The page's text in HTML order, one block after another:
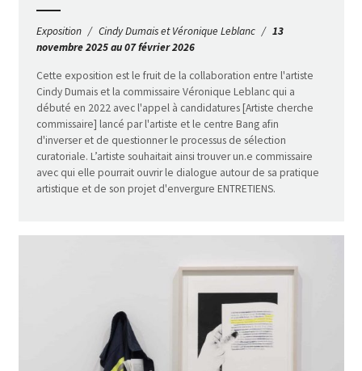
Exposition Cindy Dumais et Véronique Leblanc
13
novembre 2025 au 07 février 2026
Cette exposition est le fruit de la collaboration entre l'artiste
Cindy Dumais et la commissaire Véronique Leblanc qui a
débuté en 2022 avec l'appel à candidatures [Artiste cherche
commissaire] lancé par l'artiste et le centre Bang afin
d'inverser et de questionner le processus de sélection
curatoriale. L’artiste souhaitait ainsi trouver un.e commissaire
avec qui elle pourrait ouvrir le dialogue autour de sa pratique
artistique et de son projet d'envergure ENTRETIENS.